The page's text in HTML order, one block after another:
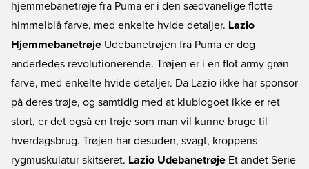
hjemmebanetrøje fra Puma er i den sædvanelige flotte
himmelblå farve, med enkelte hvide detaljer. Lazio
Hjemmebanetrøje Udebanetrøjen fra Puma er dog
anderledes revolutionerende. Trøjen er i en flot army grøn
farve, med enkelte hvide detaljer. Da Lazio ikke har sponsor
på deres trøje, og samtidig med at klublogoet ikke er ret
stort, er det også en trøje som man vil kunne bruge til
hverdagsbrug. Trøjen har desuden, svagt, kroppens
rygmuskulatur skitseret. Lazio Udebanetrøje Et andet Serie